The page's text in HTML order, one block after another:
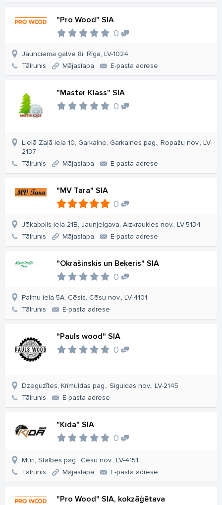
"Pro Wood" SIA
0
Jaunciema gatve 8i, Rīga, LV-1024
Tālrunis
Mājaslapa E-pasta adrese
"Master Klass" SIA
0
Lielā Zaļā iela 10, Garkalne, Garkalnes pag., Ropažu nov., LV-
2137
Tālrunis
Mājaslapa E-pasta adrese
"MV Tara" SIA
0
Jēkabpils iela 21B, Jaunjelgava, Aizkraukles nov., LV-5134
Tālrunis
Mājaslapa E-pasta adrese
"Okrašinskis un Beķeris" SIA
0
Palmu iela 5A, Cēsis, Cēsu nov., LV-4101
Tālrunis
E-pasta adrese
"Pauls wood" SIA
0
Dzeguzītes, Krimuldas pag., Siguldas nov., LV-2145
Tālrunis
E-pasta adrese
"Kida" SIA
0
Mūri, Stalbes pag., Cēsu nov., LV-4151
Tālrunis
Mājaslapa E-pasta adrese
"Pro Wood" SIA, kokzāģētava